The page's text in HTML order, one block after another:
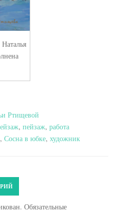
Ртищевой
, пейзаж, работа
, Сосна в юбке, художник
Обязательные